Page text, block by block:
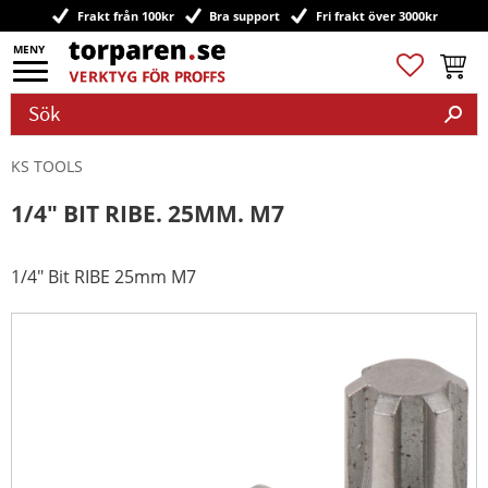
Meny
Frakt från 100kr Bra support Fri frakt över 3000kr
Favoriter
KS TOOLS
1/4" BIT RIBE. 25MM. M7
1/4" Bit RIBE 25mm M7